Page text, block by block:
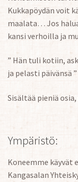
Kukkapöydän voit
maalata… Jos
kansi verhoilla ja
” Hän tuli kotiin,
ja pelasti päivänsä ”
Sisältää pieniä osia,
Ympäristö:
Koneemme käyvät
Kangasalan